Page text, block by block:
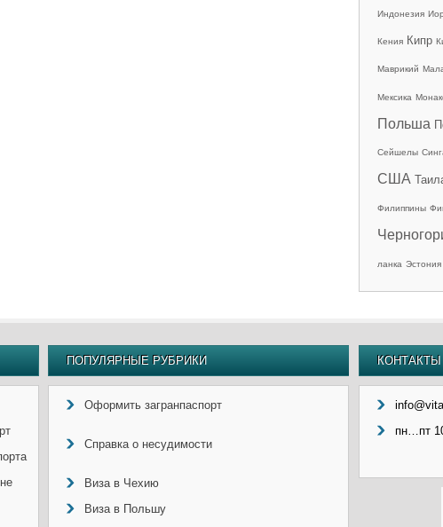
Индонезия
Кения Кипр
Маврикий
Мексика
Польша
Сейшелы
США
Филиппины
ланка Эстония
ПОПУЛЯРНЫЕ РУБРИКИ
Оформить загранпаспорт
Справка о несудимости
Виза в Чехию
Виза в Польшу
КОНТАКТЫ
пн…пт